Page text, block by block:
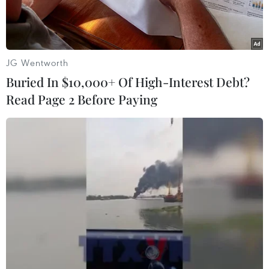
Các đại biểu trình bày về tầm quan trọng của thực phẩm gắn
tick xanh trách nhiệm trong việc giảm thiểu rủi ro mất an toàn
thực phẩm trong bữa ăn học đường. (Ảnh: Hương
Giang/TTXVN)
Ngày 17/5, Sở Công Thương Thành phố Hồ Chí
Minh phối hợp với Ủy ban Nhân dân phường
JG Wentworth
Buried In $10,000+ Of High-Interest Debt?
Read Page 2 Before Paying